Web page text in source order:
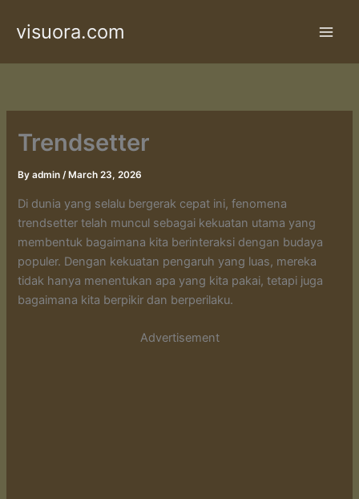
visuora.com
Trendsetter
Byadmin/ March 23, 2026
Di dunia yang selalu bergerak cepat ini, fenomena
trendsetter telah muncul sebagai kekuatan utama yang
membentuk bagaimana kita berinteraksi dengan budaya
populer. Dengan kekuatan pengaruh yang luas, mereka
tidak hanya menentukan apa yang kita pakai, tetapi juga
bagaimana kita berpikir dan berperilaku.
Advertisement